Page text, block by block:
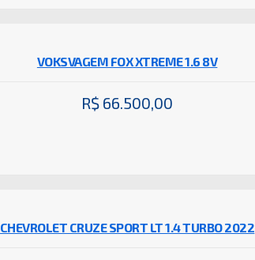
VOKSVAGEM FOX XTREME 1.6 8V
R$ 66.500,00
CHEVROLET CRUZE SPORT LT 1.4 TURBO 2022